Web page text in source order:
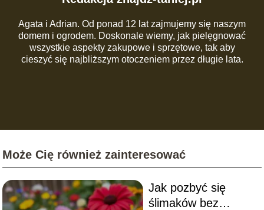
Agata i Adrian. Od ponad 12 lat zajmujemy się naszym
domem i ogrodem. Doskonale wiemy, jak pielęgnować
wszystkie aspekty zakupowe i sprzętowe, tak aby
cieszyć się najbliższym otoczeniem przez długie lata.
Może Cię również zainteresować
Jak pozbyć się
ślimaków bez